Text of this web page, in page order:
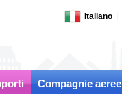
Italiano
Compagnie aeree